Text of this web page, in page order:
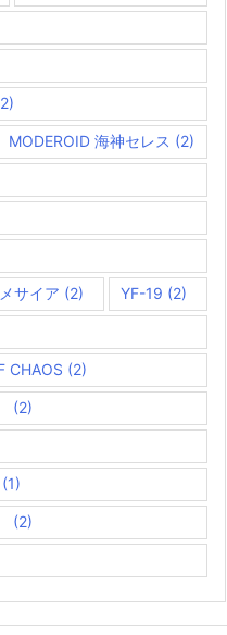
MODEROID 海神セレス (2)
サイア (2) YF-19 (2)
CHAOS (2)
(2)
(1)
(2)